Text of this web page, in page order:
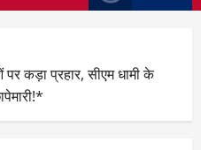
कड़ा प्रहार, सीएम धामी के